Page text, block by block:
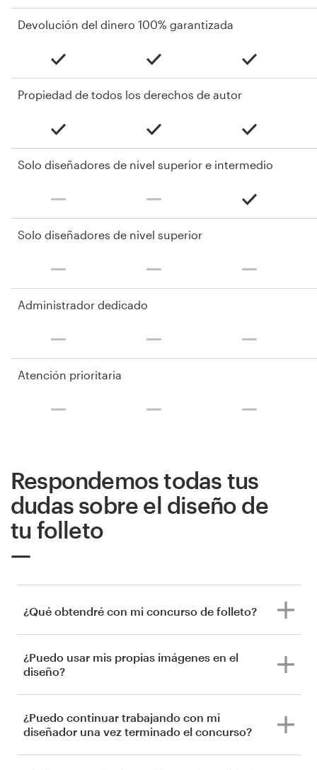
Devolución del dinero 100% garantizada
Propiedad de todos los derechos de autor
Solo diseñadores de nivel superior e intermedio
Solo diseñadores de nivel superior
Administrador dedicado
Atención prioritaria
Respondemos todas tus
dudas sobre el diseño de
tu folleto
¿Qué obtendré con mi concurso de folleto?
¿Puedo usar mis propias imágenes en el
diseño?
¿Puedo continuar trabajando con mi
diseñador una vez terminado el concurso?